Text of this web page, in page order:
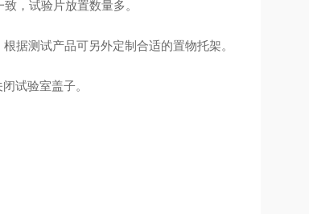
，试验片放置数量多。
据测试产品可另外定制合适的置物托架。
试验室盖子。